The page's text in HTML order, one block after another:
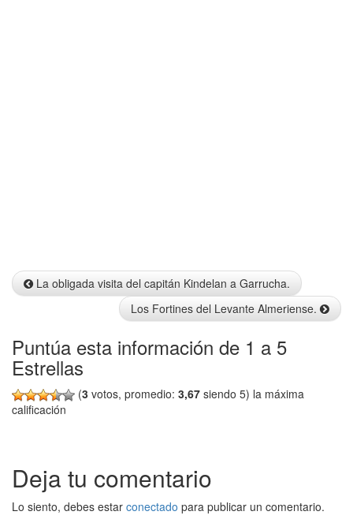
InfoLa obligada visita del capitán Kindelan a Garrucha.
Los Fortines del Levante Almeriense.
Puntúa esta información de 1 a 5
Estrellas
(3 votos, promedio: 3,67 siendo 5) la máxima
calificación
Deja tu comentario
Lo siento, debes estar conectado para publicar un comentario.